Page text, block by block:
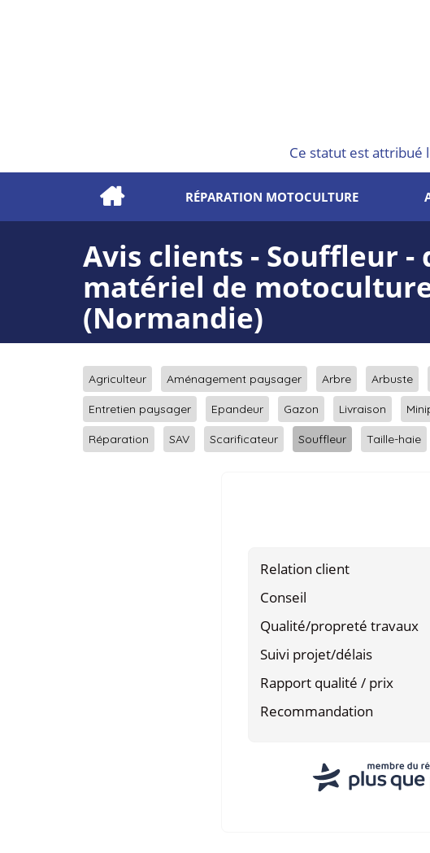
Ce statut est attribué
RÉPARATION MOTOCULTURE
Avis clients - Souffleur -
matériel de
(Normandie)
Agriculteur Aménagement paysager Arbre Arbuste
Entretien paysager Epandeur Gazon Livraison
Réparation SAV Scarificateur Souffleur Taille-haie
Relation client
Conseil
Qualité/propreté travaux
Suivi projet/délais
Rapport qualité / prix
Recommandation